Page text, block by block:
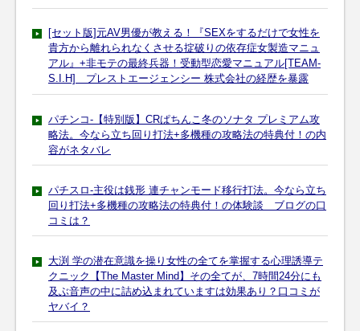
[セット版]元AV男優が教える！『SEXをするだけで女性を
貴方から離れられなくさせる掟破りの依存症女製造マニュ
アル』+非モテの最終兵器！受動型恋愛マニュアル[TEAM-
S.I.H] プレストエージェンシー 株式会社の経歴を暴露
パチンコ-【特別版】CRぱちんこ冬のソナタ プレミアム攻
略法。今なら立ち回り打法+多機種の攻略法の特典付！の内
容がネタバレ
パチスロ-主役は銭形 連チャンモード移行打法。今なら立ち
回り打法+多機種の攻略法の特典付！の体験談 ブログの口
コミは？
大渕 学の潜在意識を操り女性の全てを掌握する心理誘導テ
クニック【The Master Mind】その全てが、7時間24分にも
及ぶ音声の中に詰め込まれていますは効果あり？口コミが
ヤバイ？